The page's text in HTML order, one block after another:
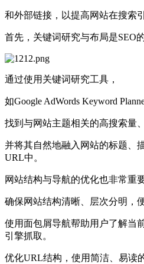
和外部链接，以提高网站在搜索
首先，‌关键词研究与布局‌是SEO的
通过使用关键词研究工具，
如Google AdWords Keyword
找到与网站主题相关的高搜索量
并将其自然地融入网站的标题、
URL中‌。
网站结构与导航‌的优化也非常重要
确保网站结构清晰、层次分明，
使用面包屑导航帮助用户了解当
引擎抓取。
优化URL结构，使用简洁、易读